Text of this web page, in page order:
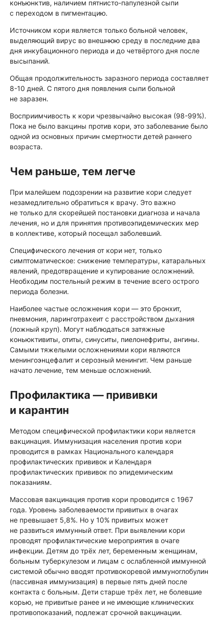
конъюнктив, наличием пятнисто-папулезной сыпи
с переходом в пигментацию.
Источником кори является только больной человек,
выделяющий вирус во внешнюю среду в последние два
дня инкубационного периода и до четвёртого дня после
высыпаний.
Общая продолжительность заразного периода составляет
8-10 дней. С пятого дня появления сыпи больной
не заразен.
Восприимчивость к кори чрезвычайно высокая (98-99%).
Пока не было вакцины против кори, это заболевание было
одной из основных причин смертности детей раннего
возраста.
Чем раньше, тем легче
При малейшем подозрении на развитие кори следует
незамедлительно обратиться к врачу. Это важно
не только для скорейшей постановки диагноза и начала
лечения, но и для принятия противоэпидемических мер
в коллективе, который посещал заболевший.
Специфического лечения от кори нет, только
симптоматическое: снижение температуры, катаральных
явлений, предотвращение и купирование осложнений.
Необходим постельный режим в течение всего острого
периода болезни.
Наиболее частые осложнения кори — это бронхит,
пневмония, ларинготрахеит с расстройством дыхания
(ложный круп). Могут наблюдаться затяжные
коньюктивиты, отиты, синуситы, пиелонефриты, ангины.
Самыми тяжелыми осложнениями кори являются
менингоэнцефалит и серозный менингит. Чем раньше
начато лечение, тем меньше осложнений.
Профилактика — прививки
и карантин
Методом специфической профилактики кори является
вакцинация. Иммунизация населения против кори
проводится в рамках Национального календаря
профилактических прививок и Календаря
профилактических прививок по эпидемическим
показаниям.
Массовая вакцинация против кори проводится с 1967
года. Уровень заболеваемости привитых в очагах
не превышает 5,8%. Но у 10% привитых может
не развиться иммунный ответ. При выявлении кори
проводят профилактические мероприятия в очаге
инфекции. Детям до трёх лет, беременным женщинам,
больным туберкулезом и лицам с ослабленной иммунной
системой обычно вводят противокоревой иммуноглобулин
(пассивная иммунизация) в первые пять дней после
контакта с больным. Дети старше трёх лет, не болевшие
корью, не привитые ранее и не имеющие клинических
противопоказаний, подлежат срочной вакцинации.